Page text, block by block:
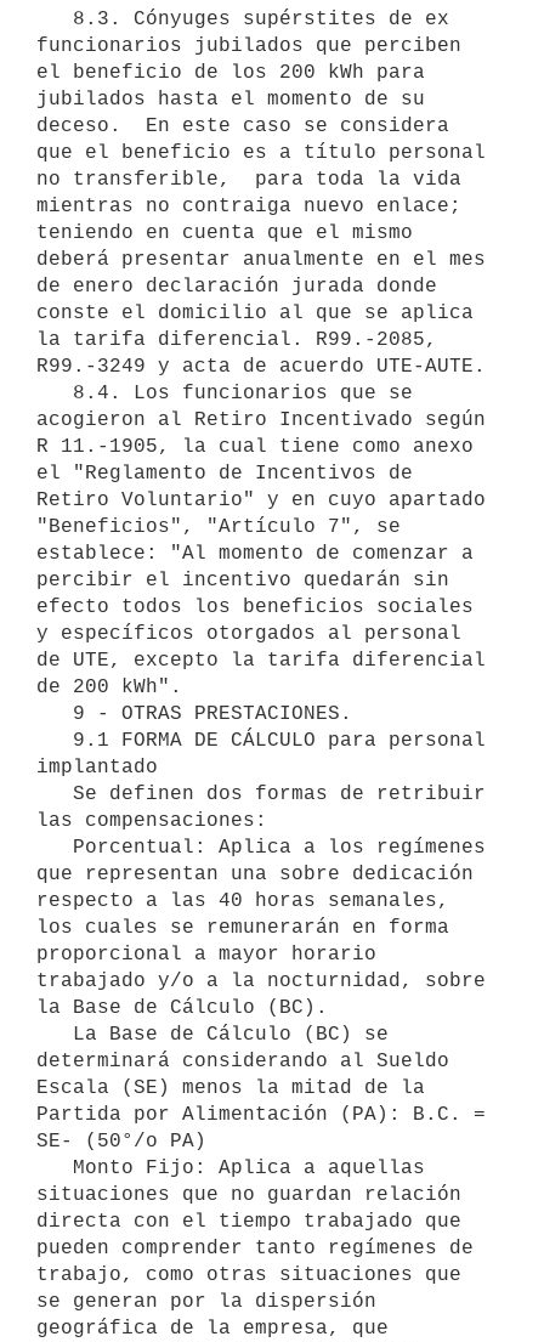
funcionarios jubilados que perciben
el beneficio de los 200 kWh para
jubilados hasta el momento de su
deceso.  En este caso se considera
que el beneficio es a título personal
no transferible,  para toda la vida
mientras no contraiga nuevo enlace;
teniendo en cuenta que el mismo
deberá presentar anualmente en el mes
de enero declaración jurada donde
conste el domicilio al que se aplica
la tarifa diferencial. R99.-2085,
R99.-3249 y acta de acuerdo UTE-AUTE.
acogieron al Retiro Incentivado según
R 11.-1905, la cual tiene como anexo
el "Reglamento de Incentivos de
Retiro Voluntario" y en cuyo apartado
"Beneficios", "Artículo 7", se
establece: "Al momento de comenzar a
percibir el incentivo quedarán sin
efecto todos los beneficios sociales
y específicos otorgados al personal
de UTE, excepto la tarifa diferencial
de 200 kWh".
implantado
las compensaciones:
que representan una sobre dedicación
respecto a las 40 horas semanales,
los cuales se remunerarán en forma
proporcional a mayor horario
trabajado y/o a la nocturnidad, sobre
la Base de Cálculo (BC).
determinará considerando al Sueldo
Escala (SE) menos la mitad de la
Partida por Alimentación (PA): B.C. =
SE- (50°/o PA)
situaciones que no guardan relación
directa con el tiempo trabajado que
pueden comprender tanto regímenes de
trabajo, como otras situaciones que
se generan por la dispersión
geográfica de la empresa, que